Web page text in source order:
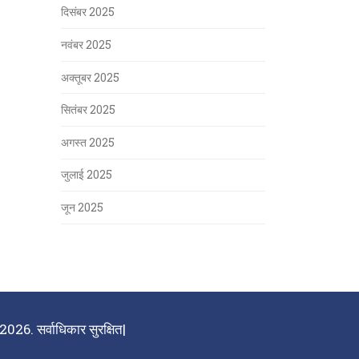
दिसंबर 2025
नवंबर 2025
अक्तूबर 2025
सितंबर 2025
अगस्त 2025
जुलाई 2025
जून 2025
सर्वाधिकार सुरक्षित|